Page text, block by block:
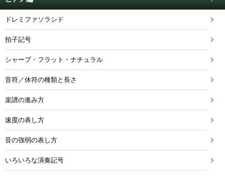
ドレミファソラシド
拍子記号
シャープ・フラット・ナチュラル
音符／休符の種類と長さ
楽譜の進み方
速度の表し方
音の強弱の表し方
いろいろな演奏記号